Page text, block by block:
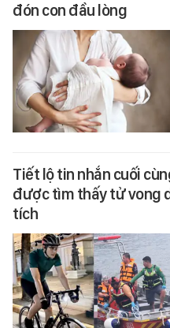
đón con đầu lòng
Tiết lộ tin nhắn cuối
được tìm thấy tử vong
tích